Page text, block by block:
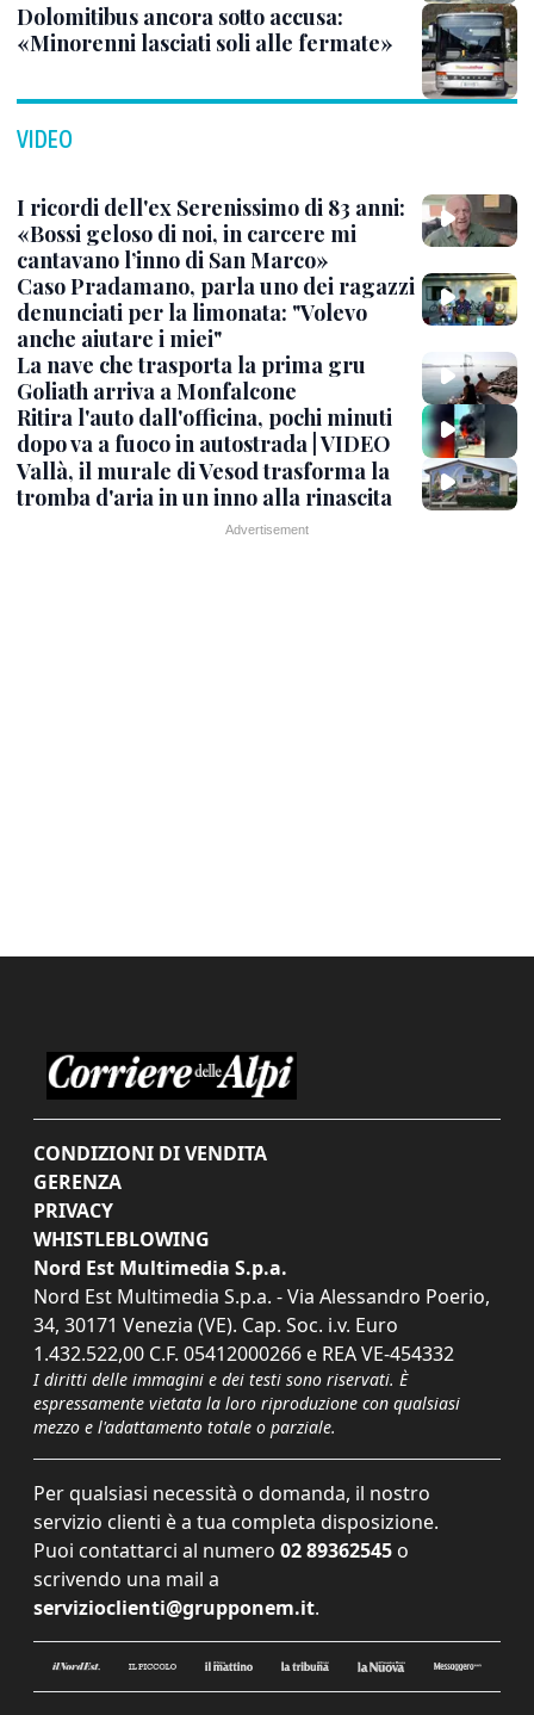
Dolomitibus ancora sotto accusa:
«Minorenni lasciati soli alle fermate»
VIDEO
I ricordi dell'ex Serenissimo di 83 anni:
«Bossi geloso di noi, in carcere mi
cantavano l’inno di San Marco»
Caso Pradamano, parla uno dei ragazzi
denunciati per la limonata: "Volevo
anche aiutare i miei"
La nave che trasporta la prima gru
Goliath arriva a Monfalcone
Ritira l'auto dall'officina, pochi minuti
dopo va a fuoco in autostrada | VIDEO
Vallà, il murale di Vesod trasforma la
tromba d'aria in un inno alla rinascita
CONDIZIONI DI VENDITA
GERENZA
PRIVACY
WHISTLEBLOWING
Nord Est Multimedia S.p.a.
Nord Est Multimedia S.p.a. - Via Alessandro Poerio,
34, 30171 Venezia (VE). Cap. Soc. i.v. Euro
1.432.522,00 C.F. 05412000266 e REA VE-454332
I diritti delle immagini e dei testi sono riservati. È
espressamente vietata la loro riproduzione con qualsiasi
mezzo e l'adattamento totale o parziale.
Per qualsiasi necessità o domanda, il nostro
servizio clienti è a tua completa disposizione.
Puoi contattarci al numero 02 89362545 o
scrivendo una mail a
servizioclienti@grupponem.it.